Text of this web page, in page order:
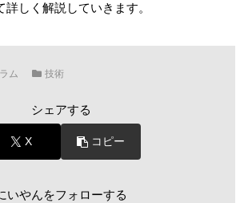
しく解説していきます。
ム 技術
シェアする
X コピー
いやんをフォローする